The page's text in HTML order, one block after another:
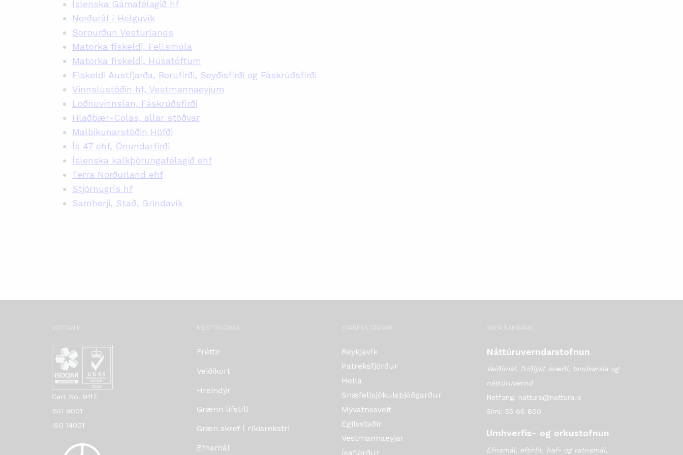
Íslenska Gámafélagið hf
Norðurál í Helguvík
Sorpurðun Vesturlands
Matorka fiskeldi, Fellsmúla
Matorka fiskeldi, Húsatóftum
Fiskeldi Austfjarða, Berufirði, Seyðisfirði og Fáskrúðsfirði
Vinnslustöðin hf, Vestmannaeyjum
Loðnuvinnslan, Fáskrúðsfirði
Hlaðbær-Colas, allar stöðvar
Malbikunarstöðin Höfði
Ís 47 ehf, Önundarfirði
Íslenska kalkþörungafélagið ehf
Terra Norðurland ehf
Stjörnugrís hf
Samherji, Stað, Grindavík
VOTTANIR
Cert No. 9117
ISO 9001
ISO 14001
MEST SKOÐAÐ
Fréttir
Veiðikort
Hreindýr
Grænn lífstíll
Græn skref í ríkisrekstri
Efnamál
STARFSSTÖÐVAR
Reykjavík
Patreksfjörður
Hella
Snæfellsjökulsþjóðgarður
Mývatnssveit
Egilsstaðir
Vestmannaeyjar
Ísafjörður
HAFA SAMBAND
Náttúruverndarstofnun
Veiðimál, friðlýst svæði, landvarsla og
náttúruvernd
Netfang: nattura@nattura.is
Sími: 55 66 800
Umhverfis- og orkustofnun
Efnamál, eftirlit, haf- og vatnsmál,